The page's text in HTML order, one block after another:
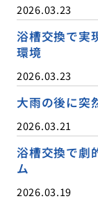
2026.03.23
浴槽交換で実
環境
2026.03.23
大雨の後に突
2026.03.21
浴槽交換で劇
ム
2026.03.19